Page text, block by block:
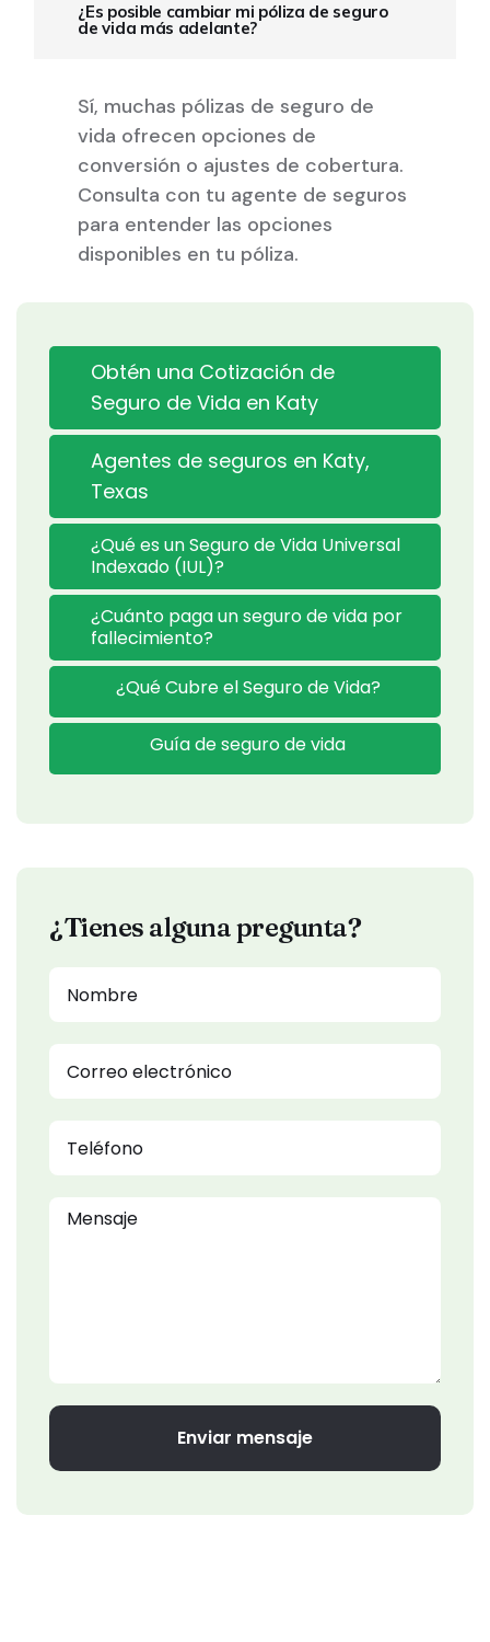
Obtén una Cotización de
Seguro de Vida en Katy
Agentes de seguros en Katy,
Texas
¿Qué es un Seguro de Vida Universal
Indexado (IUL)?
¿Cuánto paga un seguro de vida por
fallecimiento?
¿Qué Cubre el Seguro de Vida?
Guía de seguro de vida
¿Tienes alguna pregunta?
Enviar mensaje
¿Es posible cambiar mi póliza de seguro
de vida más adelante?
Sí, muchas pólizas de seguro de
vida ofrecen opciones de
conversión o ajustes de cobertura.
Consulta con tu agente de seguros
para entender las opciones
disponibles en tu póliza.